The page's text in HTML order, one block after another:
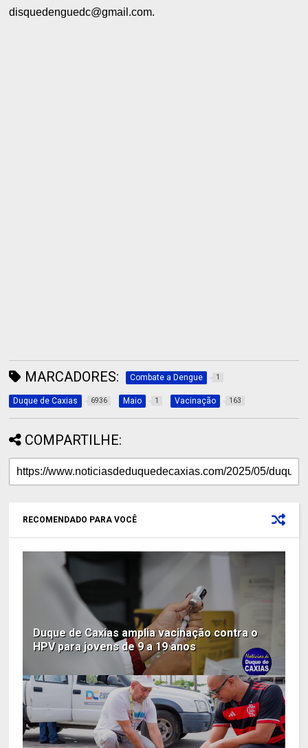
disquedenguedc@gmail.com.
MARCADORES: Combate a Dengue 1
Duque de Caxias 6936 Maio 1 Vacinação 163
COMPARTILHE:
RECOMENDADO PARA VOCÊ
Duque de Caxias amplia vacinação contra o
HPV para jovens de 9 a 19 anos